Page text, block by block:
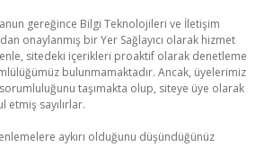
gereğince Bilgi Teknolojileri ve İletişim
onaylanmış bir Yer Sağlayıcı olarak hizmet
sitedeki içerikleri proaktif olarak denetleme
bulunmamaktadır. Ancak, üyelerimiz
taşımakta olup, siteye üye olarak
etmiş sayılırlar.
aykırı olduğunu düşündüğünüz